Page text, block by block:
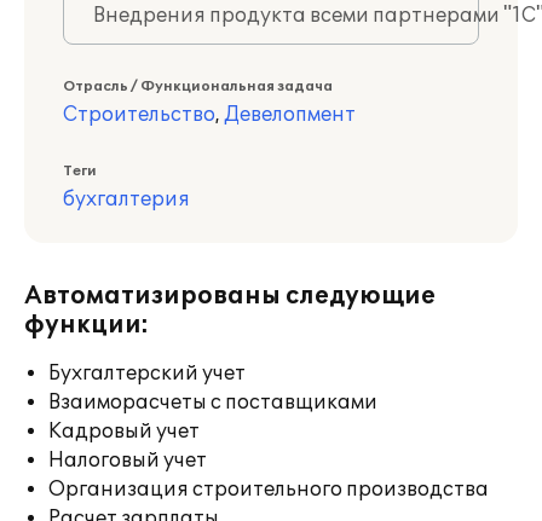
Внедрения продукта всеми партнерами
Отрасль / Функциональная задача
Строительство, Девелопмент
Теги
бухгалтерия
Автоматизированы следующие
функции:
Бухгалтерский учет
Взаиморасчеты с поставщиками
Кадровый учет
Налоговый учет
Организация строительного производства